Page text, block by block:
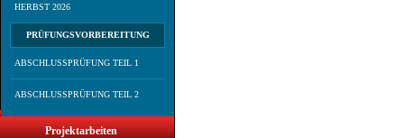
HERBST 2026
PRÜFUNGSVORBEREITUNG
ABSCHLUSSPRÜFUNG TEIL 1
ABSCHLUSSPRÜFUNG TEIL 2
Projektarbeiten